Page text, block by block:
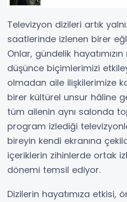
Televizyon dizileri artık
saatlerinde izlenen birer
Onlar, gündelik
düşünce biçimlerimizi
olmadan aile ilişkilerimize
birer kültürel unsur hâline
tüm ailenin aynı salonda
program izlediği
bireyin kendi ekranına
içeriklerin zihinlerde ortak
dönemi temsil ediyor.
Dizilerin hayatımıza etkisi,